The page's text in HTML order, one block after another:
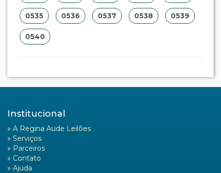
0535 0536 0537 0538 0539
0540
Institucional
» A Regina Aude Leilões
» Serviços
» Parceiros
» Contato
» Ajuda